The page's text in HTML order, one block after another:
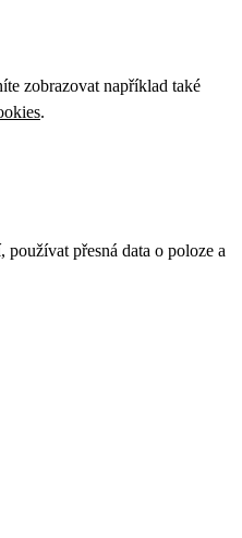
zobrazovat například také
.
přesná data o poloze a